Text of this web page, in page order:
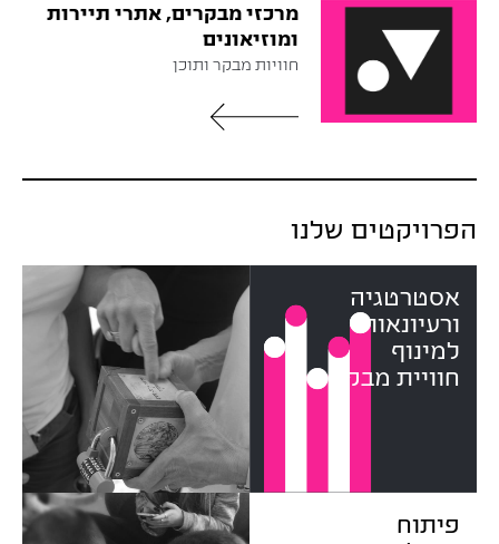
מרכזי מבקרים, אתרי תיירות
ומוזיאונים
חוויות מבקר ותוכן
הפרויקטים שלנו
אסטרטגיה
ורעיונאות
למינוף
חוויית מבקר
פיתוח